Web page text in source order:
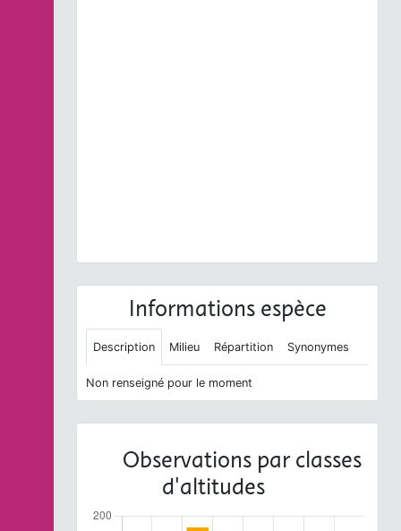
Informations espèce
Description Milieu Répartition Synonymes
Non renseigné pour le moment
Observations par classes
d'altitudes